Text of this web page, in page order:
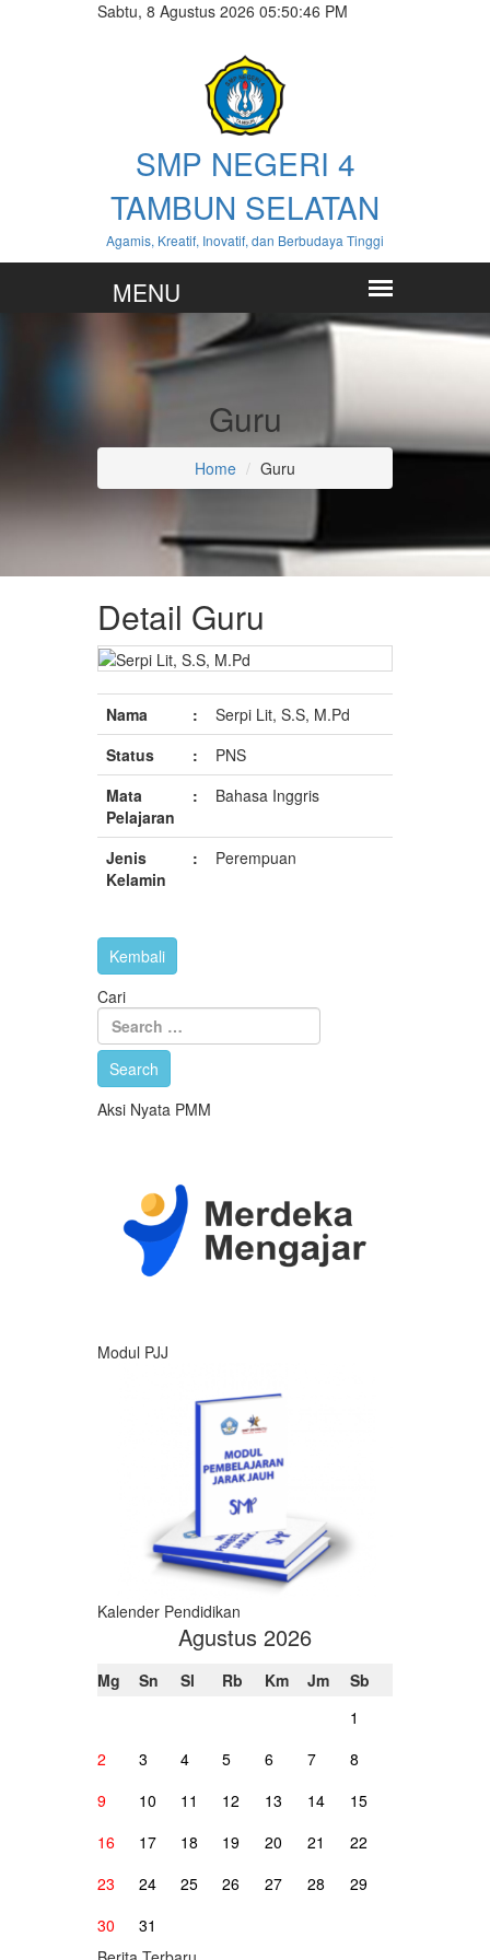
Sabtu, 8 Agustus 2026 05:50:46 PM
SMP NEGERI 4
TAMBUN SELATAN
Agamis, Kreatif, Inovatif, dan Berbudaya Tinggi
Guru
Home Guru
Detail Guru
Nama :
Serpi Lit, S.S, M.Pd
Status
:
PNS
Mata
Pelajaran
: Bahasa Inggris
Jenis
Kelamin
: Perempuan
Cari
Aksi Nyata PMM
Modul PJJ
Kalender Pendidikan
Agustus 2026
Mg Sn Sl Rb Km Jm
Sb
1
2
3 4 5 6 7
8
9
10 11 12 13 14
15
16
17 18 19 20 21
22
23
24 25 26 27 28
29
30
31